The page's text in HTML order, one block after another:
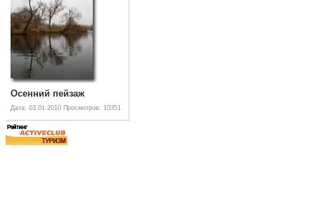
Осенний пейзаж
Дата: 03.01.2010 Просмотров: 10351